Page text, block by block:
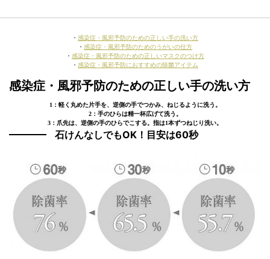
・ 感染症・風邪予防のための正しい手の洗い方
・ 感染症・風邪予防のためのうがいの仕方
・ 感染症・風邪予防のための正しいマスクのつけ方
・ 感染症・風邪予防におすすめの除菌アイテム
感染症・風邪予防のための正しい手の洗い方
1：軽く丸めた片手を、逆側の手でつかみ、ねじるように洗う。
2：手のひらは精一杯広げて洗う。
3：爪先は、逆側の手のひらでこする。指は1本ずつねじり洗い。
石けんなしでもOK！目安は60秒